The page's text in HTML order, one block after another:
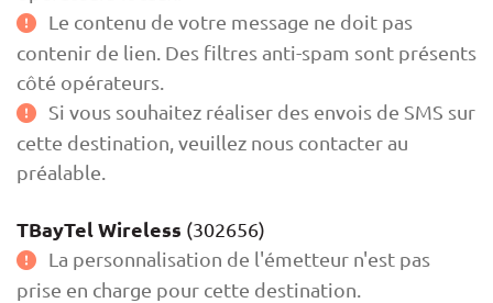
Le contenu de votre message ne doit pas
contenir de lien. Des filtres anti-spam sont présents
côté opérateurs.
Si vous souhaitez réaliser des envois de SMS sur
cette destination, veuillez nous contacter au
préalable.
TBayTel Wireless (302656)
La personnalisation de l'émetteur n'est pas
prise en charge pour cette destination.